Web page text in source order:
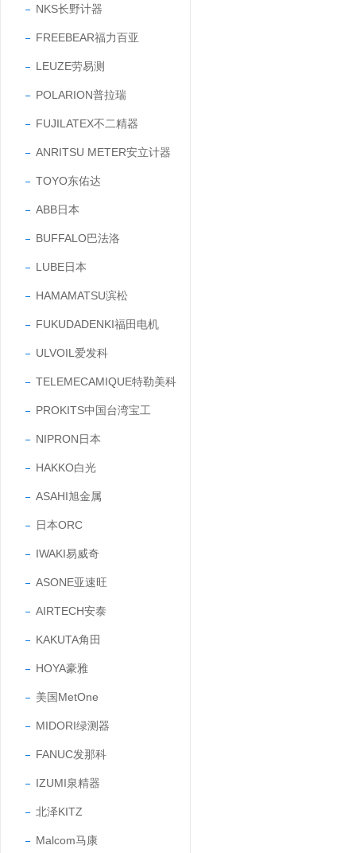
NKS长野计器
FREEBEAR福力百亚
LEUZE劳易测
POLARION普拉瑞
FUJILATEX不二精器
ANRITSU METER安立计器
TOYO东佑达
ABB日本
BUFFALO巴法洛
LUBE日本
HAMAMATSU滨松
FUKUDADENKI福田电机
ULVOIL爱发科
TELEMECAMIQUE特勒美科
PROKITS中国台湾宝工
NIPRON日本
HAKKO白光
ASAHI旭金属
日本ORC
IWAKI易威奇
ASONE亚速旺
AIRTECH安泰
KAKUTA角田
HOYA豪雅
美国MetOne
MIDORI绿测器
FANUC发那科
IZUMI泉精器
北泽KITZ
Malcom马康